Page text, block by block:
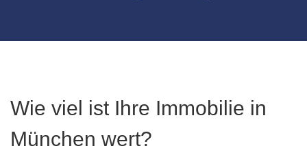
Wie viel ist Ihre Immobilie in
München wert?